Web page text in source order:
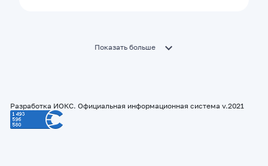
Показать больше
Разработка ИОКС. Официальная информационная система v.2021